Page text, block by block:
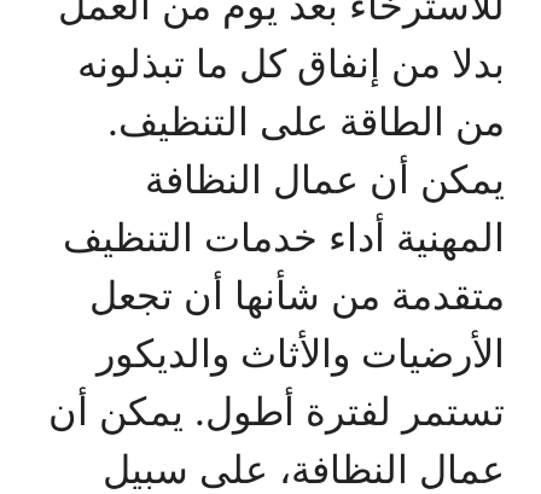
بدلا من إنفاق كل ما تبذلونه
من الطاقة على التنظيف.
يمكن أن عمال النظافة
المهنية أداء خدمات التنظيف
متقدمة من شأنها أن تجعل
الأرضيات والأثاث والديكور
تستمر لفترة أطول. يمكن أن
عمال النظافة، على سبيل